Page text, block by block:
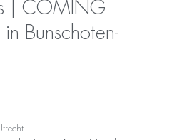
| COMING
Bunschoten-